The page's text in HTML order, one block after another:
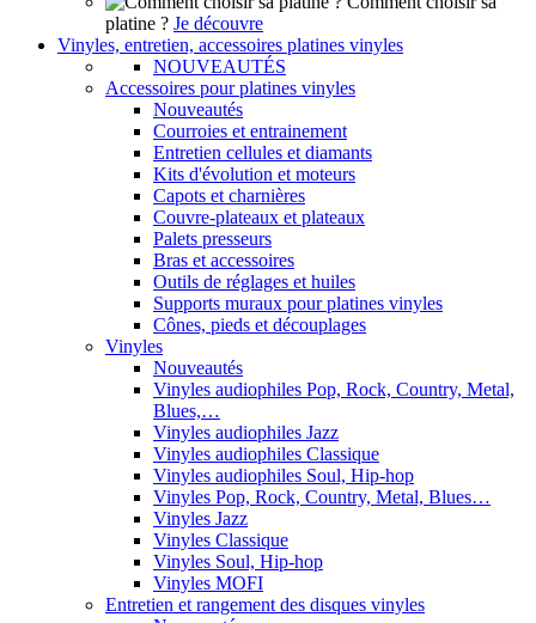
platine ? Je découvre
Vinyles, entretien, accessoires platines vinyles
NOUVEAUTÉS
Accessoires pour platines vinyles
Nouveautés
Courroies et entrainement
Entretien cellules et diamants
Kits d'évolution et moteurs
Capots et charnières
Couvre-plateaux et plateaux
Palets presseurs
Bras et accessoires
Outils de réglages et huiles
Supports muraux pour platines vinyles
Cônes, pieds et découplages
Vinyles
Nouveautés
Vinyles audiophiles Pop, Rock, Country, Metal,
Blues,…
Vinyles audiophiles Jazz
Vinyles audiophiles Classique
Vinyles audiophiles Soul, Hip-hop
Vinyles Pop, Rock, Country, Metal, Blues…
Vinyles Jazz
Vinyles Classique
Vinyles Soul, Hip-hop
Vinyles MOFI
Entretien et rangement des disques vinyles